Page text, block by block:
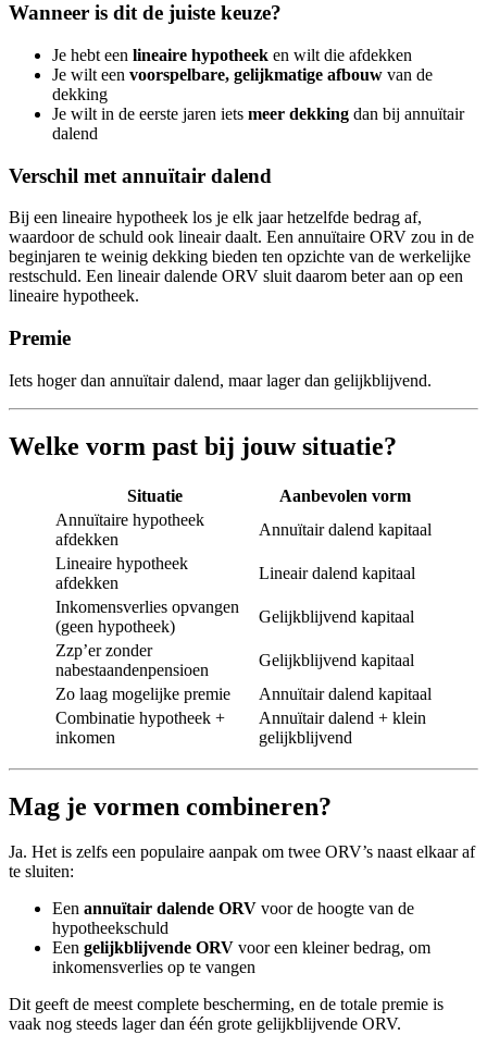
Wanneer is dit de juiste keuze?
Je hebt een lineaire hypotheek en wilt die afdekken
Je wilt een voorspelbare, gelijkmatige afbouw van de
dekking
Je wilt in de eerste jaren iets meer dekking dan bij annuïtair
dalend
Verschil met annuïtair dalend
Bij een lineaire hypotheek los je elk jaar hetzelfde bedrag af,
waardoor de schuld ook lineair daalt. Een annuïtaire ORV zou in de
beginjaren te weinig dekking bieden ten opzichte van de werkelijke
restschuld. Een lineair dalende ORV sluit daarom beter aan op een
lineaire hypotheek.
Premie
Iets hoger dan annuïtair dalend, maar lager dan gelijkblijvend.
Welke vorm past bij jouw situatie?
Situatie
Aanbevolen vorm
Annuïtaire hypotheek
afdekken
Annuïtair dalend kapitaal
Lineaire hypotheek
afdekken
Lineair dalend kapitaal
Inkomensverlies opvangen
(geen hypotheek)
Gelijkblijvend kapitaal
Zzp’er zonder
nabestaandenpensioen
Gelijkblijvend kapitaal
Zo laag mogelijke premie
Annuïtair dalend kapitaal
Combinatie hypotheek +
inkomen
Annuïtair dalend + klein
gelijkblijvend
Mag je vormen combineren?
Ja. Het is zelfs een populaire aanpak om twee ORV’s naast elkaar af
te sluiten:
Een annuïtair dalende ORV voor de hoogte van de
hypotheekschuld
Een gelijkblijvende ORV voor een kleiner bedrag, om
inkomensverlies op te vangen
Dit geeft de meest complete bescherming, en de totale premie is
vaak nog steeds lager dan één grote gelijkblijvende ORV.